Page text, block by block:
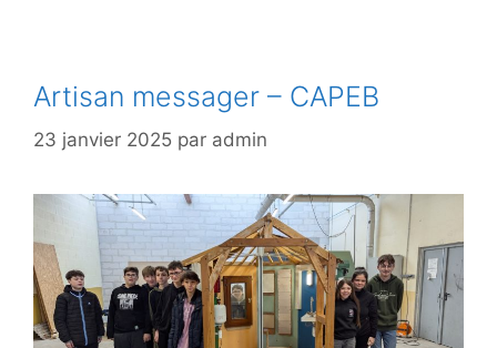
Artisan messager – CAPEB
23 janvier 2025 par admin